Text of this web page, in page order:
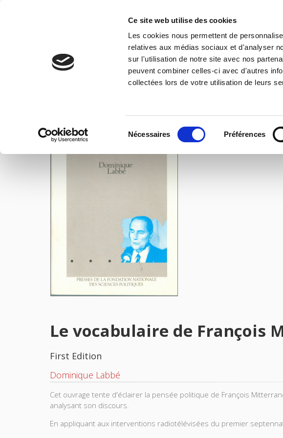
Ce site web utilise des cookies
Les cookies nous permettent de
relatives aux médias sociaux et d'analyser
sur l'utilisation de notre site avec nos
peuvent combiner celles-ci avec d'autres
collectées lors de votre utilisation de leurs
Nécessaires Préférences
IMAGES
Le vocabulaire de François
First Edition
Dominique Labbé
Cet ouvrage tente d'éclairer la pensée politique de François
analysant son discours.
En appliquant aux interventions radiotélévisées du premier